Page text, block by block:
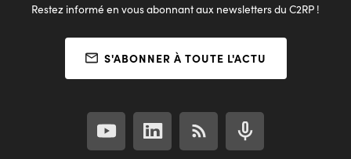
Restez informé en vous abonnant aux newsletters du C2RP !
S'ABONNER À TOUTE L'ACTU